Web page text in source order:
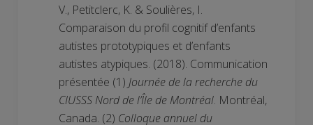
V., Petitclerc, K. & Soulières, I.
Comparaison du profil cognitif d’enfants
autistes prototypiques et d’enfants
autistes atypiques. (2018). Communication
présentée (1) Journée de la recherche du
CIUSSS Nord de l’Île de Montréal. Montréal,
Canada. (2) Colloque annuel du